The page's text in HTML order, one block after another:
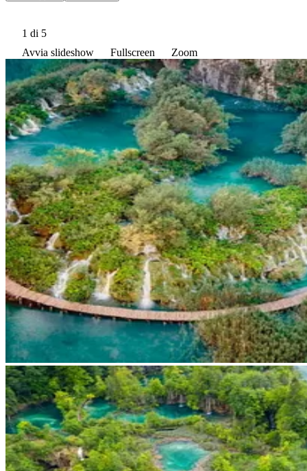
1 di 5
Avvia slideshow
Fullscreen Zoom